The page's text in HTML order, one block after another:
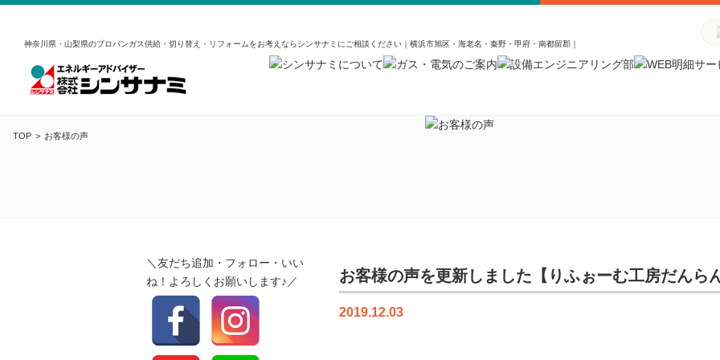
神奈川県・山梨県のプロパンガス供給・切り替え・リフォームをお考えならシンサナミにご相談ください｜横浜市旭区・海老名・秦野・甲府・南都留郡｜
TOP お客様の声
お客様の声を更新しました【りふぉーむ工房だんら
2019.12.03
＼友だち追加・フォロー・いい
ね！よろしくお願いします♪／